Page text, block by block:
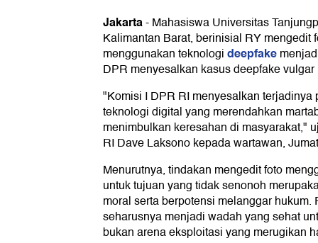
Jakarta-Mahasiswa Universitas
Kalimantan Barat, berinisial RY mengedit
menggunakan teknologideepfake
DPR menyesalkan kasus deepfake vulgar
"Komisi I DPR RI menyesalkan terjadinya
teknologi digital yang merendahkan
menimbulkan keresahan di masyarakat,"
RI Dave Laksono kepada wartawan,
Menurutnya, tindakan mengedit foto
untuk tujuan yang tidak senonoh
moral serta berpotensi melanggar
seharusnya menjadi wadah yang sehat
bukan arena eksploitasi yang merugikan